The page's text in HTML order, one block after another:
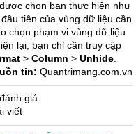
chọn bạn thực hiện như
tiên của vùng dữ liệu cần
chọn phạm vi vùng dữ liệu
lại, bạn chỉ cần truy cập
> Column > Unhide
tin: Quantrimang.com.vn
giá
viết